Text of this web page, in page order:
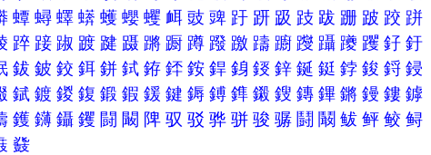
蟫蟳蠌蠎蠖蠳蠼衈豉豍 趶 趼 趿 跂 跋 跚 跛 跤 跰
踤 踥 踧 踱 踺 蹑 蹡 蹰 蹲 蹳 躈 躊 躕 躞 躡 躨 躩釨釪
鈸鈹鉸鉺鉼鉽銌銔銨銲銵鋄鋅鋋鋌鋍鋑鋝鋟
錻鍍鍐鍑鍛鍜鍰鍵鎒鎛鎨鎩鎪鏄鏎鏘鏝鏤鏬
鑊鑮鑷钁 闘 闞 陴驭驳骅骈骏骣 鬪 鬫鲅鲆鲛鲟
鼗